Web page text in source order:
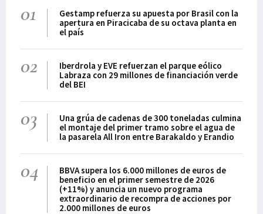
01
Gestamp refuerza su apuesta por Brasil con la
apertura en Piracicaba de su octava planta en
el país
02
Iberdrola y EVE refuerzan el parque eólico
Labraza con 29 millones de financiación verde
del BEI
03
Una grúa de cadenas de 300 toneladas culmina
el montaje del primer tramo sobre el agua de
la pasarela All Iron entre Barakaldo y Erandio
04
BBVA supera los 6.000 millones de euros de
beneficio en el primer semestre de 2026
(+11%) y anuncia un nuevo programa
extraordinario de recompra de acciones por
2.000 millones de euros